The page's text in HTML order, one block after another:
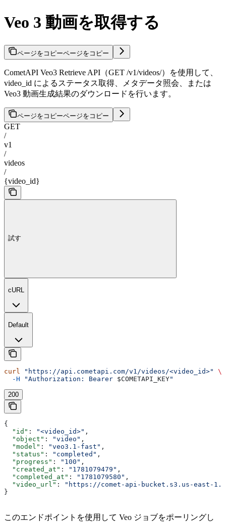
Veo 3 動画を取得する
ページをコピーページをコピー
CometAPI Veo3 Retrieve API（GET /v1/videos/）を使用して、
video_id によるステータス取得、メタデータ照会、または
Veo3 動画生成結果のダウンロードを行います。
ページをコピーページをコピー
GET
/
v1
/
videos
/
{video_id}
試す
cURL
Default
curl "https://api.cometapi.com/v1/videos/<video_id>"
\
  -H
"Authorization: Bearer $COMETAPI_KEY"
200
{
  "id"
: "<video_id>" ,
  "object"
: "video" ,
  "model"
: "veo3.1-fast" ,
  "status"
: "completed" ,
  "progress"
: "100" ,
  "created_at"
: "1781079479" ,
  "completed_at"
: "1781079580" ,
  "video_url"
:
"https://comet-api-bucket.s3.us-east-
}
このエンドポイントを使用して Veo ジョブをポーリングし